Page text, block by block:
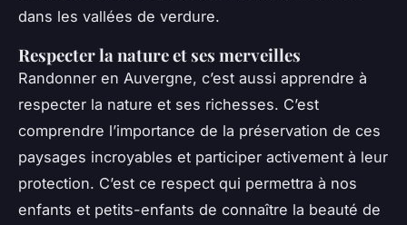
dans les vallées de verdure.
Respecter la nature et ses merveilles
Randonner en Auvergne, c’est aussi apprendre à
respecter la nature et ses richesses. C’est
comprendre l’importance de la préservation de ces
paysages incroyables et participer activement à leur
protection. C’est ce respect qui permettra à nos
enfants et petits-enfants de connaître la beauté de